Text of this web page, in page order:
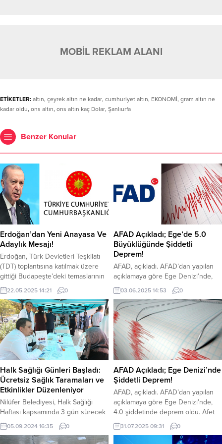
MOBİL REKLAM ALANI
ETİKETLER: altın, çeyrek altın ne kadar, cumhuriyet altın, EKONOMİ, gram altın ne
kadar oldu, ons altın, ons altın kaç Dolar, Şanlıurfa
Benzer Konular
Erdoğan’dan Yeni Anayasa Ve
Adaylık Mesajı!
Erdoğan, Türk Devletleri Teşkilatı
(TDT) toplantısına katılmak üzere
gittiği Budapeşte’deki temaslarının
ardından dönüş yolunda
gazetecilere açıklamalarda
bulundu. Ak Parti Genel Başkanı
Cumhurbaşkanı Recep Tayyip
Erdoğan, TDT, toplantısına katılmak
üzere gittiği Macaristan’ın başkenti
Budapeşte’deki temaslarının
ardından dönüş yolunda
gazetecilere açıklamalarda
bulundu. Erdoğan, gazetecilerle
sohbetinde yeni anayasa ve adaylık
için şu ifadeleri...
22.05.2025 14:21 0
AFAD Açıkladı; Ege’de 5.0
Büyüklüğünde Şiddetli
Deprem!
AFAD, açıkladı. AFAD’dan yapılan
açıklamaya göre Ege Denizi’nde,
Muğla (Datça) açıklarında sabah
14.26’da 5.0 şiddetinde deprem
oldu. Afet ve Acil Durum Yönetimi
Başkanlığı (AFAD) sosyal medya
hesabından yaptığı açıklamada Ege
Denizi’nde 5.0 şiddetinde deprem
oldu. AFAD’a göre deprem yerin
yaklaşık olarak 5.39 Km
derinliğinde meydana geldi.
Depremle ilgili AFAD’ın sosyal
medya...
03.06.2025 14:53 0
Halk Sağlığı Günleri Başladı:
Ücretsiz Sağlık Taramaları ve
Etkinlikler Düzenleniyor
Nilüfer Belediyesi, Halk Sağlığı
Haftası kapsamında 3 gün sürecek
olan “Nilüfer Halk Sağlığı Günleri”
etkinliğini başlattı. Vatandaşlara
ücretsiz sağlık taramaları ve sağlıklı
05.09.2024 16:35 0
AFAD Açıkladı; Ege Denizi’nde
Şiddetli Deprem!
AFAD, açıkladı. AFAD’dan yapılan
açıklamaya göre Ege Denizi’nde,
4.0 şiddetinde deprem oldu. Afet
ve Acil Durum Yönetimi Başkanlığı
(AFAD) sosyal medya hesabından
yaptığı açıklamada Ege Denizi’nde
31.07.2025 09:31 0